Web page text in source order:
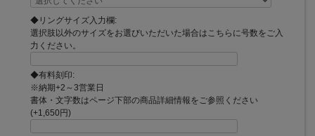
◆リングサイズ入力欄:
選択肢以外のサイズをお選びいただいた場合はこちらに号数をご入
力ください。
◆有料刻印:
※納期+2～3営業日
書体・文字数はページ下部の商品詳細情報をご参照ください
(+1,650円)